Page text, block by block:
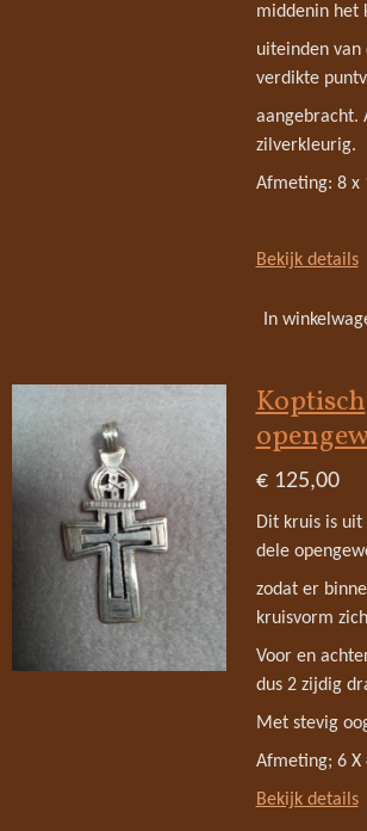
middenin het
uiteinden van
verdikte
aangebracht.
zilverkleurig.
Afmeting: 8 x
Bekijk details
In
Koptisch
€ 125,00
Dit kruis is
dele
zodat er
kruisvorm
Voor en
dus 2 zijdig
Met stevig
Afmeting; 6 X
Bekijk details